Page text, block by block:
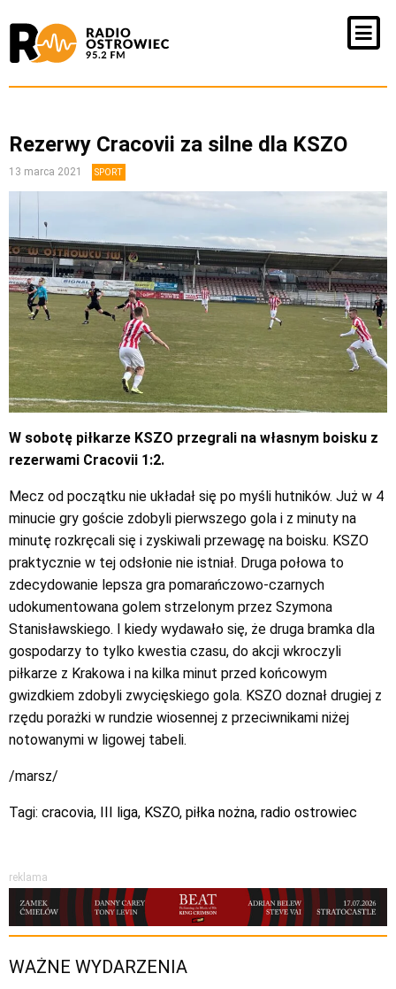
Rezerwy Cracovii za silne dla KSZO
13 marca 2021 SPORT
W sobotę piłkarze KSZO przegrali na własnym boisku z
rezerwami Cracovii 1:2.
Mecz od początku nie układał się po myśli hutników. Już w 4
minucie gry goście zdobyli pierwszego gola i z minuty na
minutę rozkręcali się i zyskiwali przewagę na boisku. KSZO
praktycznie w tej odsłonie nie istniał. Druga połowa to
zdecydowanie lepsza gra pomarańczowo-czarnych
udokumentowana golem strzelonym przez Szymona
Stanisławskiego. I kiedy wydawało się, że druga bramka dla
gospodarzy to tylko kwestia czasu, do akcji wkroczyli
piłkarze z Krakowa i na kilka minut przed końcowym
gwizdkiem zdobyli zwycięskiego gola. KSZO doznał drugiej z
rzędu porażki w rundzie wiosennej z przeciwnikami niżej
notowanymi w ligowej tabeli.
/marsz/
Tagi: cracovia, III liga, KSZO, piłka nożna, radio ostrowiec
reklama
WAŻNE WYDARZENIA